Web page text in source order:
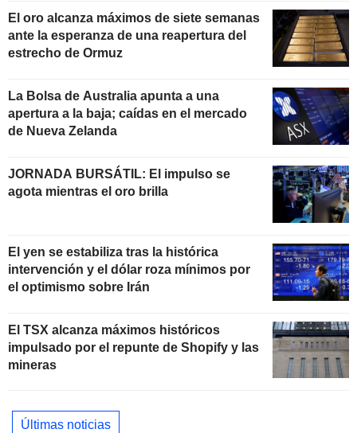
El oro alcanza máximos de siete semanas
ante la esperanza de una reapertura del
estrecho de Ormuz
La Bolsa de Australia apunta a una
apertura a la baja; caídas en el mercado
de Nueva Zelanda
JORNADA BURSÁTIL: El impulso se
agota mientras el oro brilla
El yen se estabiliza tras la histórica
intervención y el dólar roza mínimos por
el optimismo sobre Irán
El TSX alcanza máximos históricos
impulsado por el repunte de Shopify y las
mineras
Últimas noticias